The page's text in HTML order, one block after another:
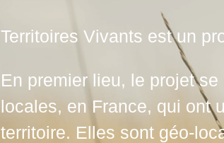
Territoires Vivants est un
En premier lieu, le projet
locales, en France, qui ont
territoire. Elles sont géo-